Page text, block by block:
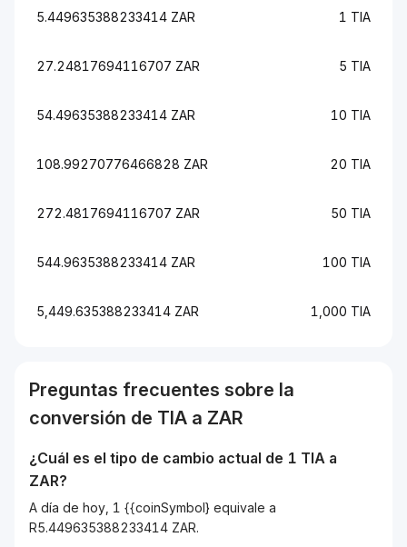
5.449635388233414 ZAR 1 TIA
27.24817694116707 ZAR 5 TIA
54.49635388233414 ZAR 10 TIA
108.99270776466828 ZAR 20 TIA
272.4817694116707 ZAR 50 TIA
544.9635388233414 ZAR 100 TIA
5,449.635388233414 ZAR 1,000 TIA
Preguntas frecuentes sobre la
conversión de TIA a ZAR
¿Cuál es el tipo de cambio actual de 1 TIA a
ZAR?
A día de hoy, 1 {{coinSymbol} equivale a
R5.449635388233414 ZAR.